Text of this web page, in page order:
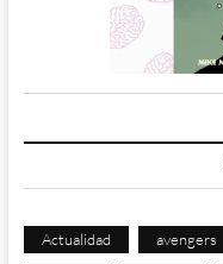
Actualidad avengers